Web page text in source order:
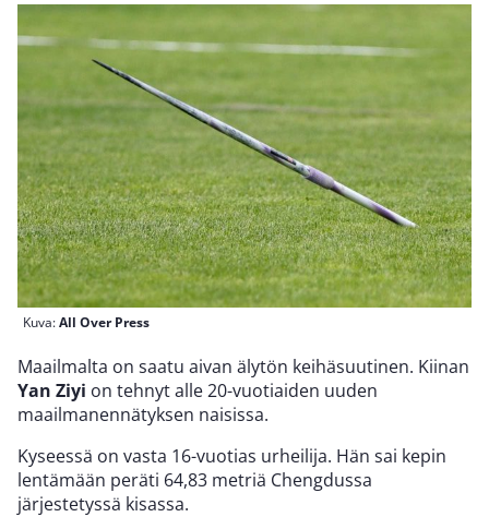
Kuva:All Over Press
Maailmalta on saatu aivan älytön keihäsuutinen. Kiinan
Yan Ziyi on tehnyt alle 20-vuotiaiden uuden
maailmanennätyksen naisissa.
Kyseessä on vasta 16-vuotias urheilija. Hän sai kepin
lentämään peräti 64,83 metriä Chengdussa
järjestetyssä kisassa.